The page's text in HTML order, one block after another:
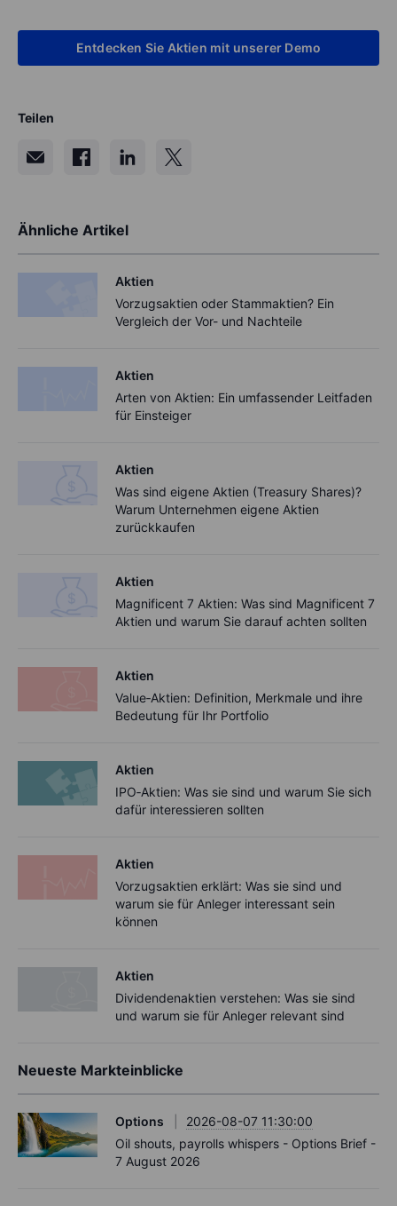
Entdecken Sie Aktien mit unserer Demo
Teilen
Ähnliche Artikel
Aktien
Vorzugsaktien oder Stammaktien? Ein
Vergleich der Vor- und Nachteile
Aktien
Arten von Aktien: Ein umfassender Leitfaden
für Einsteiger
Aktien
Was sind eigene Aktien (Treasury Shares)?
Warum Unternehmen eigene Aktien
zurückkaufen
Aktien
Magnificent 7 Aktien: Was sind Magnificent 7
Aktien und warum Sie darauf achten sollten
Aktien
Value‑Aktien: Definition, Merkmale und ihre
Bedeutung für Ihr Portfolio
Aktien
IPO‑Aktien: Was sie sind und warum Sie sich
dafür interessieren sollten
Aktien
Vorzugsaktien erklärt: Was sie sind und
warum sie für Anleger interessant sein
können
Aktien
Dividendenaktien verstehen: Was sie sind
und warum sie für Anleger relevant sind
Neueste Markteinblicke
Options
2026-08-07 11:30:00
Oil shouts, payrolls whispers - Options Brief -
7 August 2026